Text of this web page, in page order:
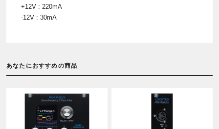
+12V : 220mA
-12V : 30mA
あなたにおすすめの商品